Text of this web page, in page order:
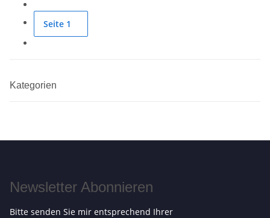
Seite 1
Kategorien
Newsletter Abonnieren
Bitte senden Sie mir entsprechend Ihrer